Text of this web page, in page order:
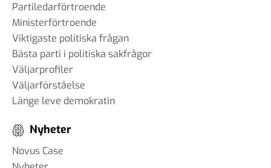
Partiledarförtroende
Ministerförtroende
Viktigaste politiska frågan
Bästa parti i politiska sakfrågor
Väljarprofiler
Väljarförståelse
Länge leve demokratin
Nyheter
Novus Case